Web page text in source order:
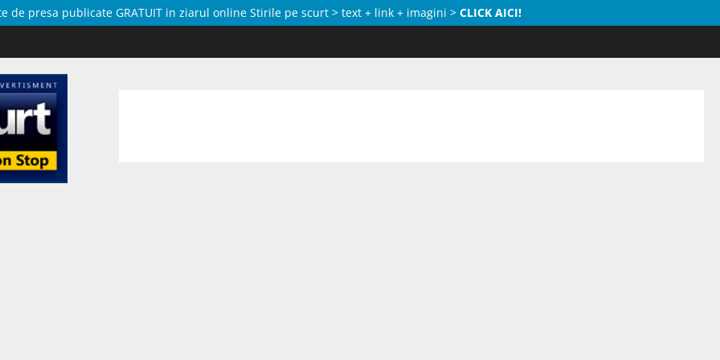
de presa publicate GRATUIT in ziarul online Stirile pe scurt > text + link + imagini > CLICK AICI!